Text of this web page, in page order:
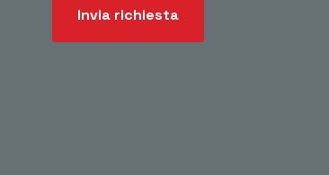
Invia richiesta